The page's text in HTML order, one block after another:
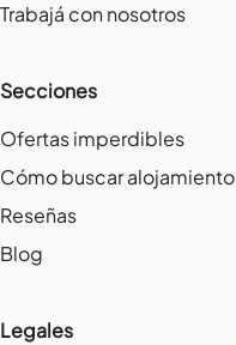
Trabajá con nosotros
Secciones
Ofertas imperdibles
Cómo buscar alojamiento
Reseñas
Blog
Legales